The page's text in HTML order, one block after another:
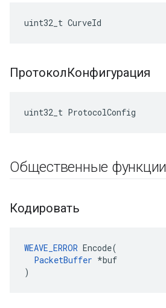
uint32_t CurveId
ПротоколКонфигурация
uint32_t ProtocolConfig
Общественные функции
Кодировать
WEAVE_ERROR Encode(
PacketBuffer *buf
)